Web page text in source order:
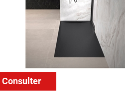
Consulter